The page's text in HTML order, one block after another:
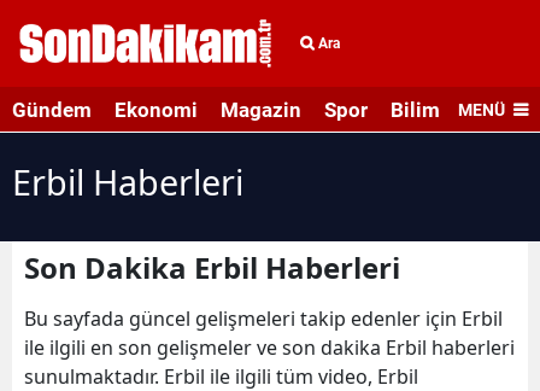
Ara
Gündem Ekonomi Magazin Spor Bilim veMENÜ
Erbil Haberleri
Son Dakika Erbil Haberleri
Bu sayfada güncel gelişmeleri takip edenler için Erbil
ile ilgili en son gelişmeler ve son dakika Erbil haberleri
sunulmaktadır. Erbil ile ilgili tüm video, Erbil